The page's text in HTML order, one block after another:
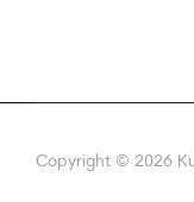
Copyright © 2026